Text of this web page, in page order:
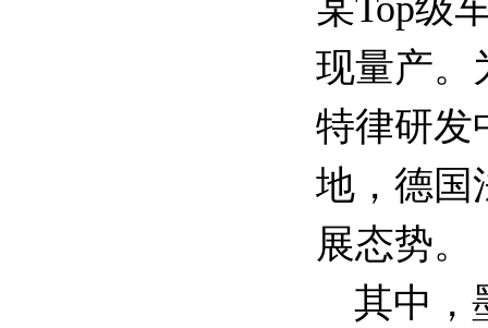
某Top级
现量产。
特律研发
地，德国
展态势。
其中，